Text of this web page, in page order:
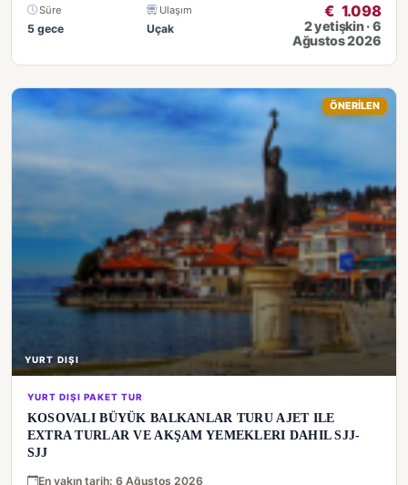
Süre
5 gece
Ulaşım
Uçak
€ 1.098
2 yetişkin · 6
Ağustos 2026
YURT DIŞI
ÖNERİLEN
YURT DIŞI PAKET TUR
KOSOVALI BÜYÜK BALKANLAR TURU AJET ILE
EXTRA TURLAR VE AKŞAM YEMEKLERI DAHIL SJJ-
SJJ
En yakın tarih: 6 Ağustos 2026